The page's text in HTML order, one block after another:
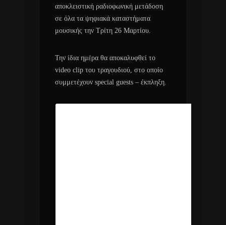
αποκλειστική ραδιοφωνική μετάδοση
σε όλα τα ψηφιακά καταστήματα
μουσικής την Τρίτη 26 Μαρτίου.
Την ίδια ημέρα θα αποκαλυφθεί το
video clip του τραγουδιού, στο οποίο
συμμετέχουν special guests – έκπληξη.